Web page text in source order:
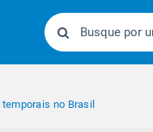
no Brasil